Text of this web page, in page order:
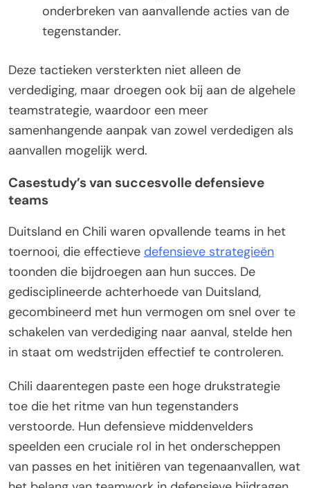
onderbreken van aanvallende acties van de
tegenstander.
Deze tactieken versterkten niet alleen de
verdediging, maar droegen ook bij aan de algehele
teamstrategie, waardoor een meer
samenhangende aanpak van zowel verdedigen als
aanvallen mogelijk werd.
Casestudy’s van succesvolle defensieve
teams
Duitsland en Chili waren opvallende teams in het
toernooi, die effectieve defensieve strategieën
toonden die bijdroegen aan hun succes. De
gedisciplineerde achterhoede van Duitsland,
gecombineerd met hun vermogen om snel over te
schakelen van verdediging naar aanval, stelde hen
in staat om wedstrijden effectief te controleren.
Chili daarentegen paste een hoge drukstrategie
toe die het ritme van hun tegenstanders
verstoorde. Hun defensieve middenvelders
speelden een cruciale rol in het onderscheppen
van passes en het initiëren van tegenaanvallen, wat